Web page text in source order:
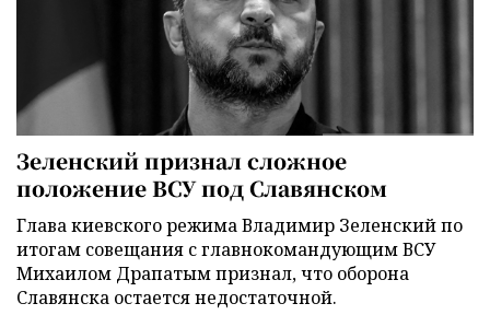
Зеленский признал сложное
положение ВСУ под Славянском
Глава киевского режима Владимир Зеленский по
итогам совещания с главнокомандующим ВСУ
Михаилом Драпатым признал, что оборона
Славянска остается недостаточной.